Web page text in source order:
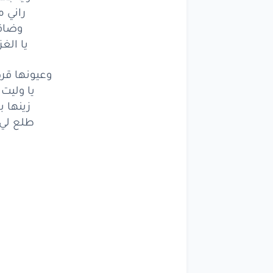
راني
يا
يا
وعيونها
يا
زينها
طلع لي